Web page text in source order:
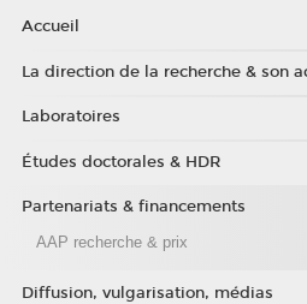
Accueil
La direction de la recherche & son
Laboratoires
Études doctorales & HDR
Partenariats & financements
AAP recherche & prix
Diffusion, vulgarisation, médias